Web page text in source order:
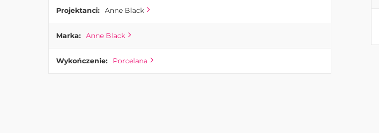
Projektanci: Anne Black
Marka: Anne Black
Wykończenie: Porcelana